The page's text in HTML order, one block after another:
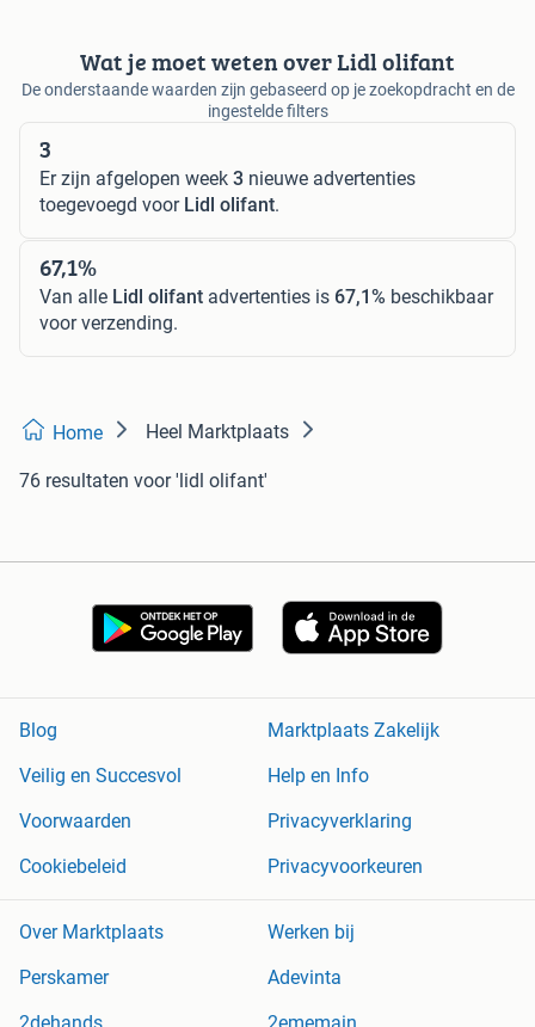
Wat je moet weten over Lidl olifant
De onderstaande waarden zijn gebaseerd op je zoekopdracht en de
ingestelde filters
3
Er zijn afgelopen week 3 nieuwe advertenties
toegevoegd voor Lidl olifant.
67,1%
Van alle Lidl olifant advertenties is 67,1% beschikbaar
voor verzending.
Home Heel Marktplaats
76 resultaten voor 'lidl olifant'
Blog
Marktplaats Zakelijk
Veilig en Succesvol
Help en Info
Voorwaarden
Privacyverklaring
Cookiebeleid
Privacyvoorkeuren
Over Marktplaats
Werken bij
Perskamer
Adevinta